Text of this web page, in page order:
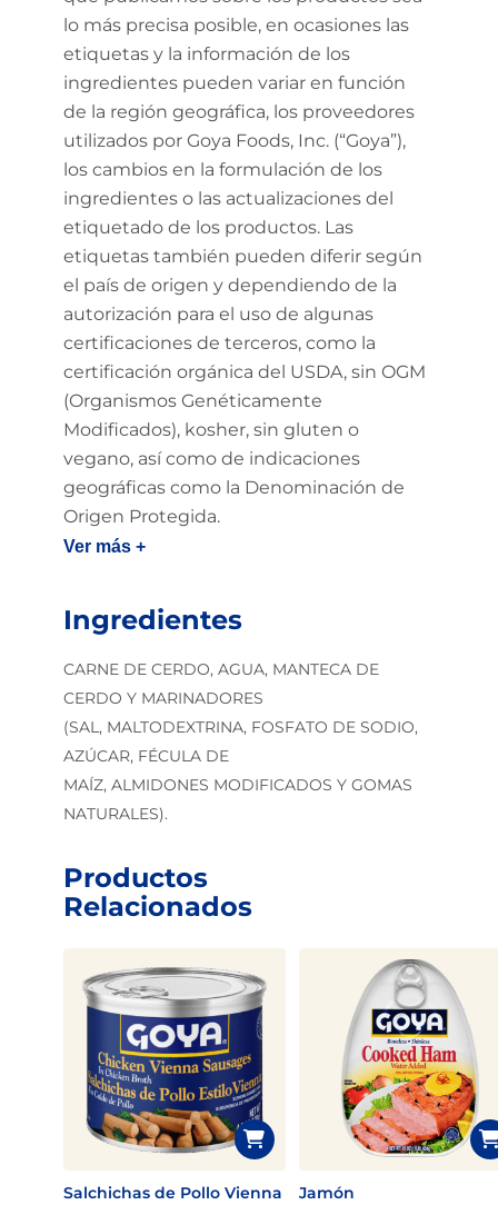
lo más precisa posible, en ocasiones las
etiquetas y la información de los
ingredientes pueden variar en función
de la región geográfica, los proveedores
utilizados por Goya Foods, Inc. (“Goya”),
los cambios en la formulación de los
ingredientes o las actualizaciones del
etiquetado de los productos. Las
etiquetas también pueden diferir según
el país de origen y dependiendo de la
autorización para el uso de algunas
certificaciones de terceros, como la
certificación orgánica del USDA, sin OGM
(Organismos Genéticamente
Modificados), kosher, sin gluten o
vegano, así como de indicaciones
geográficas como la Denominación de
Origen Protegida.
Ver más +
Ingredientes
CARNE DE CERDO, AGUA, MANTECA DE
CERDO Y MARINADORES
(SAL, MALTODEXTRINA, FOSFATO DE SODIO,
AZÚCAR, FÉCULA DE
MAÍZ, ALMIDONES MODIFICADOS Y GOMAS
NATURALES).
Productos
Relacionados
Salchichas de Pollo Vienna Jamón